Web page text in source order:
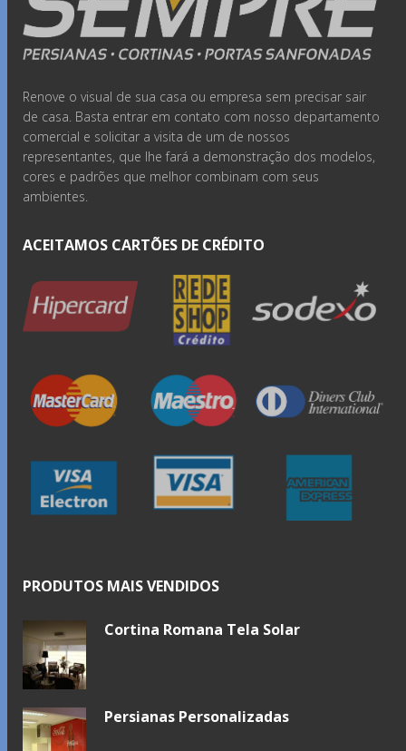
Renove o visual de sua casa ou empresa sem precisar sair
de casa. Basta entrar em contato com nosso departamento
comercial e solicitar a visita de um de nossos
representantes, que lhe fará a demonstração dos modelos,
cores e padrões que melhor combinam com seus
ambientes.
ACEITAMOS CARTÕES DE CRÉDITO
PRODUTOS MAIS VENDIDOS
Cortina Romana Tela Solar
Persianas Personalizadas